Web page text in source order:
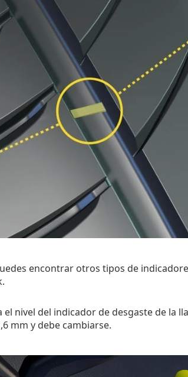
encontrar otros tipos de
nivel del indicador de desgaste de la
mm y debe cambiarse.